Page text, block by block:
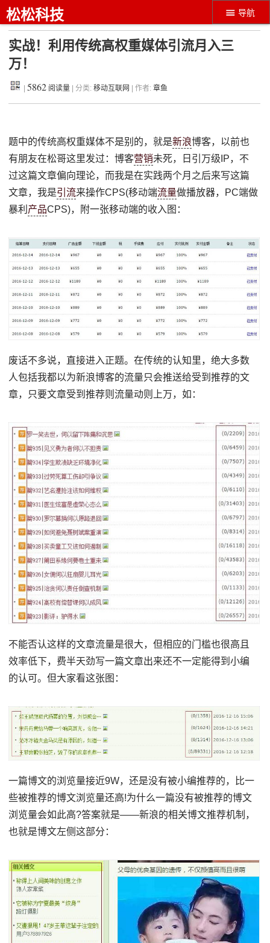
导航
松松科技
实战！利用传统高权重媒体引流月入三
万！
|5862 阅读量 | 分类:移动互联网 | 作者:章鱼
题中的传统高权重媒体不是别的，就是新浪博客，以前也
有朋友在松哥这里发过：博客营销未死，日引万级IP，不
过这篇文章偏向理论，而我是在实践两个月之后来写这篇
文章，我是引流来操作CPS(移动端流量做播放器，PC端做
暴利 产品CPS)，附一张移动端的收入图：
废话不多说，直接进入正题。在传统的认知里，绝大多数
人包括我都以为新浪博客的流量只会推送给受到推荐的文
章，只要文章受到推荐则流量动则上万，如：
不能否认这样的文章流量是很大，但相应的门槛也很高且
效率低下，费半天劲写一篇文章出来还不一定能得到小编
的认可。但大家看这张图：
一篇博文的浏览量接近9W，还是没有被小编推荐的，比一
些被推荐的博文浏览量还高!为什么一篇没有被推荐的博文
浏览量会如此高?答案就是——新浪的相关博文推荐机制，
也就是博文左侧这部分：